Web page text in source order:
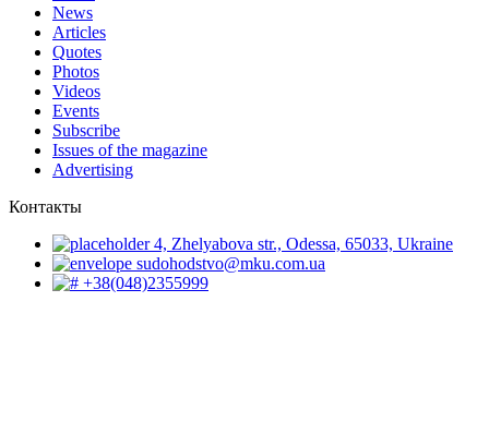
News
Articles
Quotes
Photos
Videos
Events
Subscribe
Issues of the magazine
Advertising
Контакты
4, Zhelyabova str., Odessa, 65033, Ukraine
sudohodstvo@mku.com.ua
+38(048)2355999